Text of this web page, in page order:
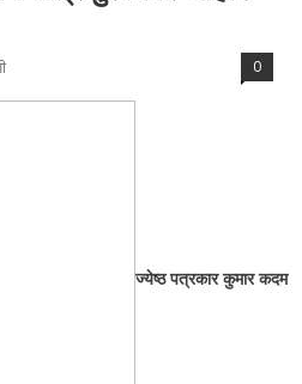
0
ज्येष्ठ पत्रकार कुमार कदम